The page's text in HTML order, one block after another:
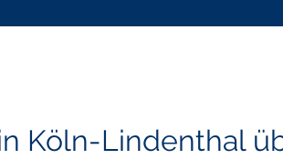
Köln-Lindenthal